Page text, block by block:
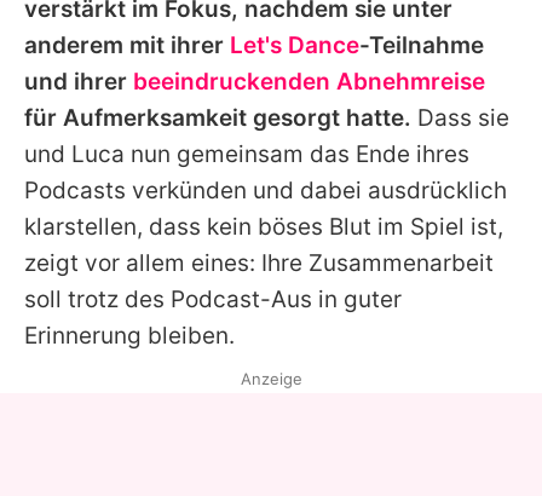
verstärkt im Fokus, nachdem sie unter
anderem mit ihrer Let's Dance-Teilnahme
und ihrer beeindruckenden Abnehmreise
für Aufmerksamkeit gesorgt hatte. Dass sie
und Luca nun gemeinsam das Ende ihres
Podcasts verkünden und dabei ausdrücklich
klarstellen, dass kein böses Blut im Spiel ist,
zeigt vor allem eines: Ihre Zusammenarbeit
soll trotz des Podcast-Aus in guter
Erinnerung bleiben.
Anzeige